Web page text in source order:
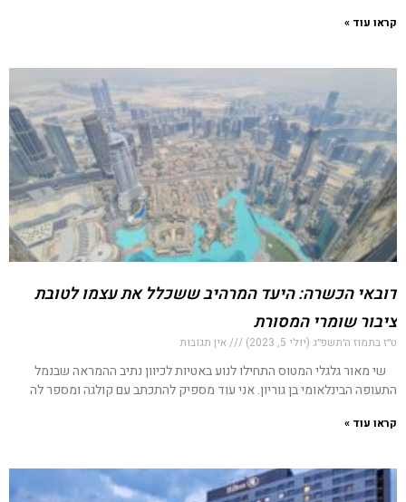
קראו עוד »
דובאי הכשרה: היעד המרהיב ששכלל את עצמו לטובת
ציבור שומרי המסורת
ט״ז בתמוז ה׳תשפ״ג (יולי 5, 2023) אין תגובות
שי מאור גלגלי המטוס התחילו לנוע באטיות לכיוון נתיב ההמראה שבנמל
התעופה הבינלאומי בן גוריון. אני עוד מספיק להתכתב עם קולגה ומספר לה
קראו עוד »